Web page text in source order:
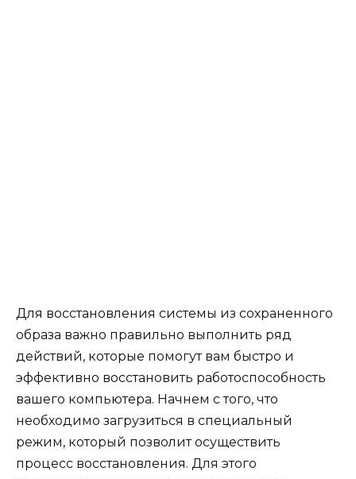
Для восстановления системы из сохраненного
образа важно правильно выполнить ряд
действий, которые помогут вам быстро и
эффективно восстановить работоспособность
вашего компьютера. Начнем с того, что
необходимо загрузиться в специальный
режим, который позволит осуществить
процесс восстановления. Для этого